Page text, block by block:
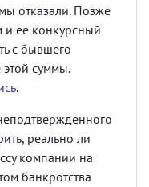
отказали. Позже
и ее конкурсный
с бывшего
суммы.
.
реально ли
компании на
банкротства